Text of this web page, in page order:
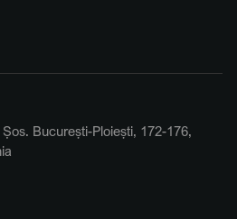
București-Ploiești, 172-176,